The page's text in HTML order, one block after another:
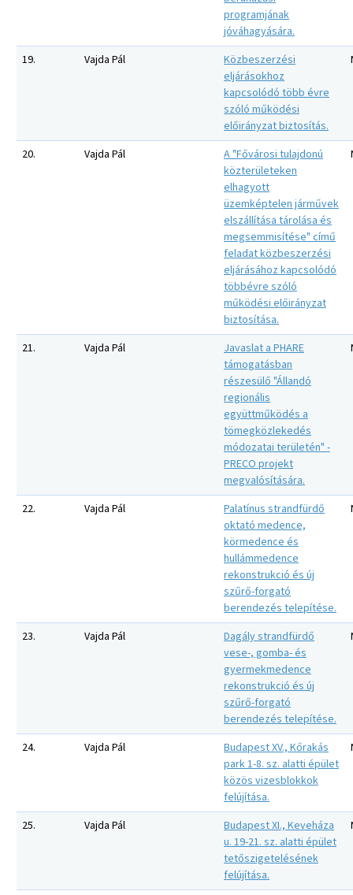
programjának
jóváhagyására.
19.
Vajda Pál
Közbeszerzési
eljárásokhoz
kapcsolódó több évre
szóló működési
előirányzat biztosítás.
20. Vajda Pál
A "Fővárosi tulajdonú
közterületeken
elhagyott
üzemképtelen járművek
elszállítása tárolása és
megsemmisítése" című
feladat közbeszerzési
eljárásához kapcsolódó
többévre szóló
működési előirányzat
biztosítása.
21. Vajda Pál
Javaslat a PHARE
támogatásban
részesülő "Állandó
regionális
együttműködés a
tömegközlekedés
módozatai területén" -
PRECO projekt
megvalósítására.
22. Vajda Pál
Palatínus strandfürdő
oktató medence,
körmedence és
hullámmedence
rekonstrukció és új
szűrő-forgató
berendezés telepítése.
23. Vajda Pál
Dagály strandfürdő
vese-, gomba- és
gyermekmedence
rekonstrukció és új
szűrő-forgató
berendezés telepítése.
24. Vajda Pál
Budapest XV., Kőrakás
park 1-8. sz. alatti épület
közös vizesblokkok
felújítása.
25. Vajda Pál
Budapest XI., Keveháza
u. 19-21. sz. alatti épület
tetőszigetelésének
felújítása.